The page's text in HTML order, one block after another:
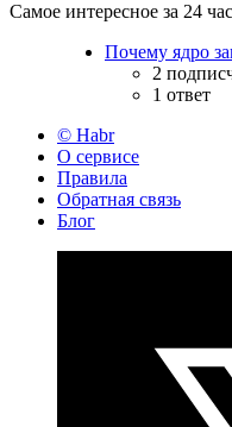
Самое интересное за 24
Почему ядро
2
1 ответ
© Habr
О сервисе
Правила
Обратная связь
Блог